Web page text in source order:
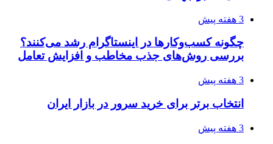
3 هفته پیش
چگونه کسب‌وکارها در اینستاگرام رشد می‌کنند؟
بررسی روش‌های جذب مخاطب و افزایش تعامل
3 هفته پیش
انتخاب برتر برای خرید سرور در بازار ایران
3 هفته پیش